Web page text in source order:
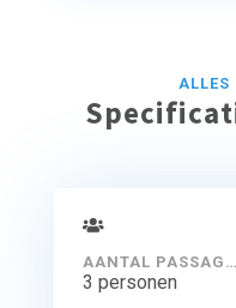
ALLES
AANTAL PASSAGIERS
3 personen